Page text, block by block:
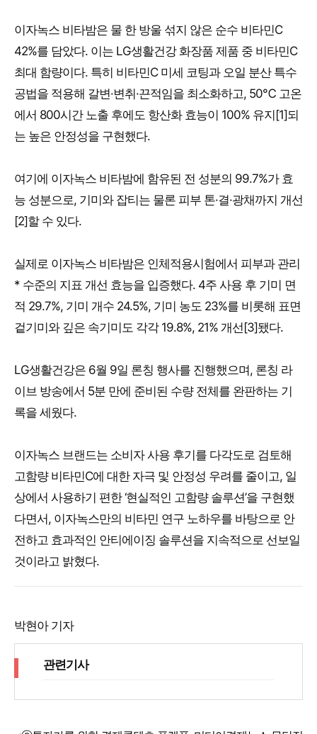
이자녹스 비타밤은 물 한 방울 섞지 않은 순수 비타민C
42%를 담았다. 이는 LG생활건강 화장품 제품 중 비타민C
최대 함량이다. 특히 비타민C 미세 코팅과 오일 분산 특수
공법을 적용해 갈변·변취·끈적임을 최소화하고, 50℃ 고온
에서 800시간 노출 후에도 항산화 효능이 100% 유지[1]되
는 높은 안정성을 구현했다.
여기에 이자녹스 비타밤에 함유된 전 성분의 99.7%가 효
능 성분으로, 기미와 잡티는 물론 피부 톤·결·광채까지 개선
[2]할 수 있다.
실제로 이자녹스 비타밤은 인체적용시험에서 피부과 관리
* 수준의 지표 개선 효능을 입증했다. 4주 사용 후 기미 면
적 29.7%, 기미 개수 24.5%, 기미 농도 23%를 비롯해 표면
겉기미와 깊은 속기미도 각각 19.8%, 21% 개선[3]됐다.
LG생활건강은 6월 9일 론칭 행사를 진행했으며, 론칭 라
이브 방송에서 5분 만에 준비된 수량 전체를 완판하는 기
록을 세웠다.
이자녹스 브랜드는 소비자 사용 후기를 다각도로 검토해
고함량 비타민C에 대한 자극 및 안정성 우려를 줄이고, 일
상에서 사용하기 편한 ‘현실적인 고함량 솔루션’을 구현했
다면서, 이자녹스만의 비타민 연구 노하우를 바탕으로 안
전하고 효과적인 안티에이징 솔루션을 지속적으로 선보일
것이라고 밝혔다.
박현아 기자
관련기사